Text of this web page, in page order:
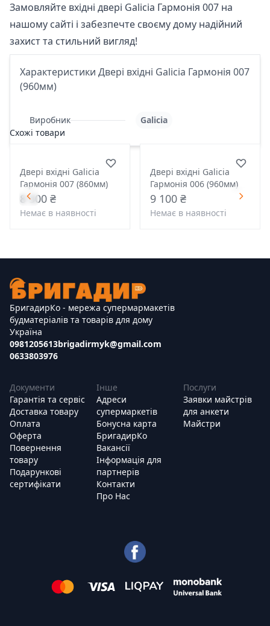
Замовляйте вхідні двері Galicia Гармонія 007 на
нашому сайті і забезпечте своєму дому надійний
захист та стильний вигляд!
Характеристики Двері вхідні Galicia Гармонія 007
(960мм)
Виробник
Galicia
Схожі товари
Двері вхідні Galicia
Гармонія 007 (860мм)
8 500 ₴
Немає в наявності
Двері вхідні Galicia
Гармонія 006 (960мм)
9 100 ₴
Немає в наявності
БригадирКо - мережа супермармакетів
будматеріалів та товарів для дому
Україна
0981205613
0633803976
brigadirmyk@gmail.com
Документи
Гарантія та сервіс
Доставка товару
Оплата
Оферта
Повернення
товару
Подарункові
сертифікати
Інше
Адреси
супермаркетів
Бонусна карта
БригадирКо
Вакансії
Інформація для
партнерів
Контакти
Про Нас
Послуги
Заявки майстрів
для анкети
Майстри